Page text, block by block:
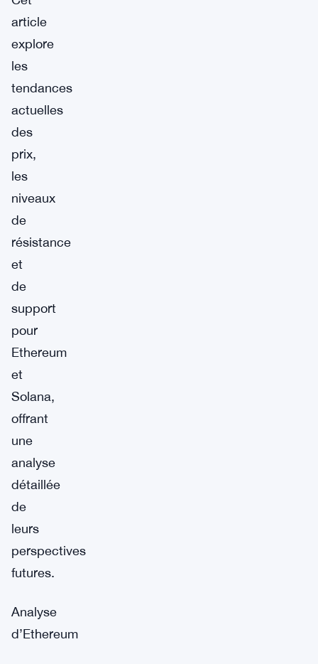
article
explore
les
tendances
actuelles
des
prix,
les
niveaux
de
résistance
et
de
support
pour
Ethereum
et
Solana,
offrant
une
analyse
détaillée
de
leurs
perspectives
futures.
Analyse
d’Ethereum